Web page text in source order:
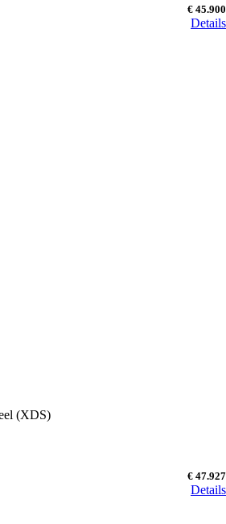
€ 45.900
Details
(XDS)
€ 47.927
Details